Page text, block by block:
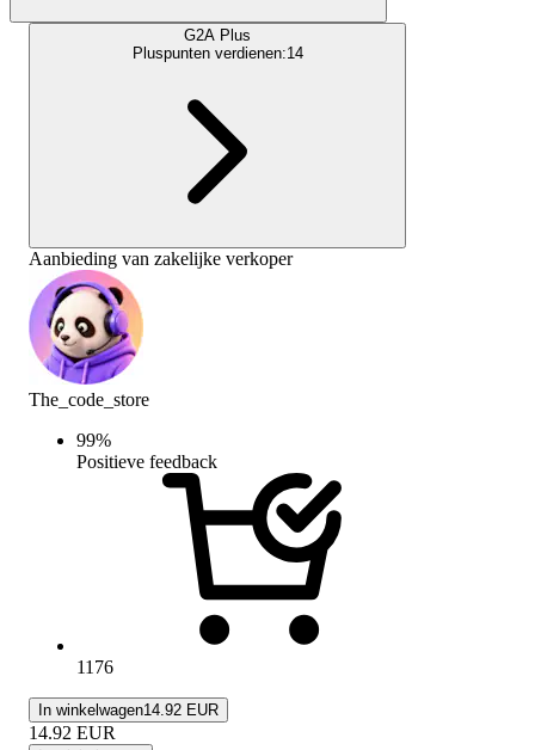
G2A Plus
Pluspunten verdienen:14
Aanbieding van zakelijke verkoper
The_code_store
99%
Positieve feedback
1176
In winkelwagen14.92 EUR
14.92 EUR